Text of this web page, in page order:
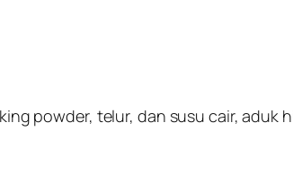
powder, telur, dan susu cair, aduk